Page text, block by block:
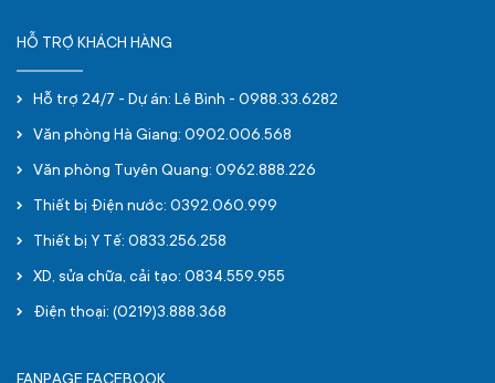
HỖ TRỢ KHÁCH HÀNG
Hỗ trợ 24/7 - Dự án: Lê Bình - 0988.33.6282
Văn phòng Hà Giang: 0902.006.568
Văn phòng Tuyên Quang: 0962.888.226
Thiết bị Điện nước: 0392.060.999
Thiết bị Y Tế: 0833.256.258
XD, sửa chữa, cải tạo: 0834.559.955
Điện thoại: (0219)3.888.368